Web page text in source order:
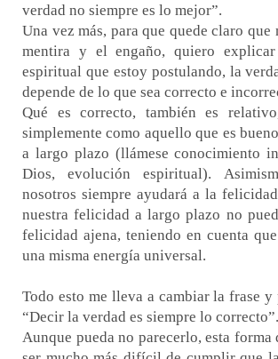
verdad no siempre es lo mejor”.
Una vez más, para que quede claro
mentira y el engaño, quiero
espiritual que estoy postulando, la
depende de lo que sea correcto e
Qué es correcto, también es
simplemente como aquello que es
a largo plazo (llámese conocimiento
Dios, evolución espiritual).
nosotros siempre ayudará a la
nuestra felicidad a largo plazo no
felicidad ajena, teniendo en cuenta
una misma energía universal.
Todo esto me lleva a cambiar la frase y
“Decir la verdad es siempre lo correcto”.
Aunque pueda no parecerlo, esta forma